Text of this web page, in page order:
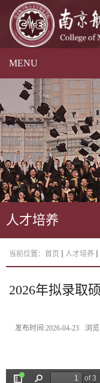
MENU
人才培养
当前位置： 首页 人才培养
2026年拟录取
发布时间:2026-04-23 浏